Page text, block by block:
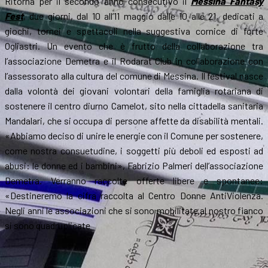
Fest, due giorni, dal 10 all’11 maggio dalle 10 alle 21, dedicati a
giochi, tornei e spettacoli nella suggestiva cornice di forte
Ogliastri. Un evento che è frutto della collaborazione tra
l’associazione Demetra e il Rodarat Club in collaborazione con
l’assessorato alla cultura del comune di Messina. Il festival nasce
dalla volontà dei giovani volontari della famiglia rotariana di
sostenere il centro diurno Camelot, sito nella cittadella sanitaria
Mandalari, che si occupa di persone affette da disabilità mentali.
«Abbiamo deciso di unire le energie con il Comune per sostenere,
come nostra consuetudine, i soggetti più deboli ed esposti ad
abusi: le donne ed i bambini», Fabrizio Palmeri dell’associazione
Demetra. Verranno raccolte offerte libere e spontanee:
«Destineremo la cifra raccolta al Centro Donne AntiViolenza.
Negli anni le associazioni che si sono mobilitate al nostro fianco
si sono quadruplicate